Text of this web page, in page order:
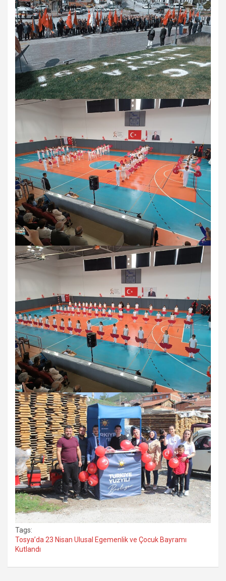
Tags:
Tosya’da 23 Nisan Ulusal Egemenlik ve Çocuk Bayramı
Kutlandı